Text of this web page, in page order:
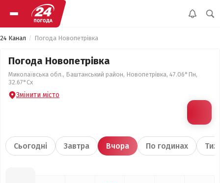
24 Канал Погода Новопетрівка
Погода Новопетрівка
Миколаївська обл., Баштанський район, Новопетрівка, 47.06°Пн,
32.67°Сх
Змінити місто
Сьогодні Завтра Вчора По годинах